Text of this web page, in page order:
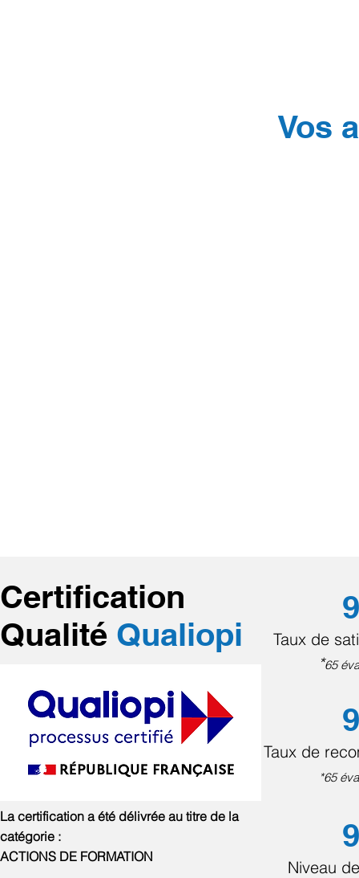
Vos
Certification
Qualité Qualiopi
La certification a été délivrée au titre de la
catégorie :
ACTIONS DE FORMATION
Taux de
*65
Taux de
*65
Niveau